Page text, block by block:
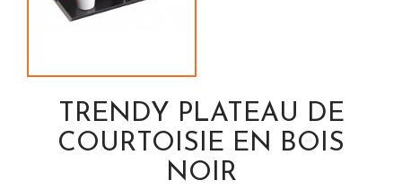
TRENDY PLATEAU DE
COURTOISIE EN BOIS
NOIR